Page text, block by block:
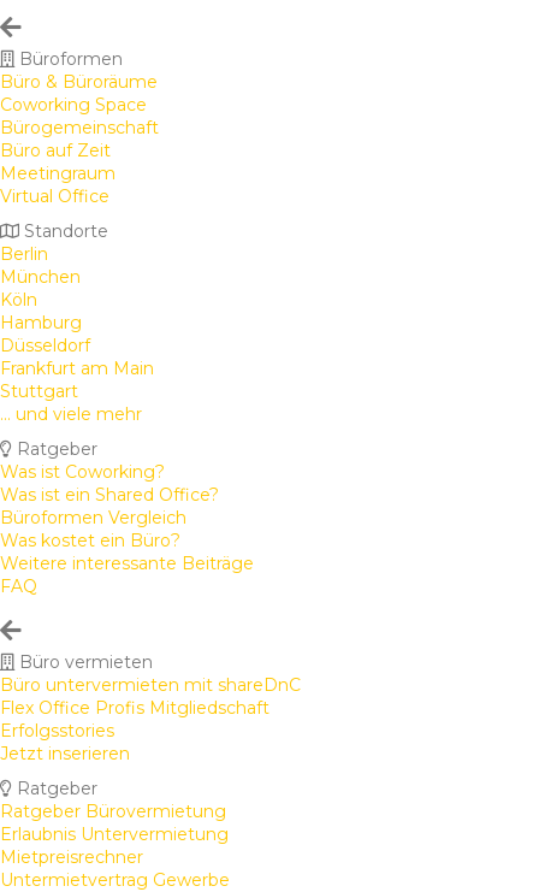
Büroformen
Büro & Büroräume
Coworking Space
Bürogemeinschaft
Büro auf Zeit
Meetingraum
Virtual Office
Standorte
Berlin
München
Köln
Hamburg
Düsseldorf
Frankfurt am Main
Stuttgart
... und viele mehr
Ratgeber
Was ist Coworking?
Was ist ein Shared Office?
Büroformen Vergleich
Was kostet ein Büro?
Weitere interessante Beiträge
FAQ
Büro vermieten
Büro untervermieten mit shareDnC
Flex Office Profis Mitgliedschaft
Erfolgsstories
Jetzt inserieren
Ratgeber
Ratgeber Bürovermietung
Erlaubnis Untervermietung
Mietpreisrechner
Untermietvertrag Gewerbe